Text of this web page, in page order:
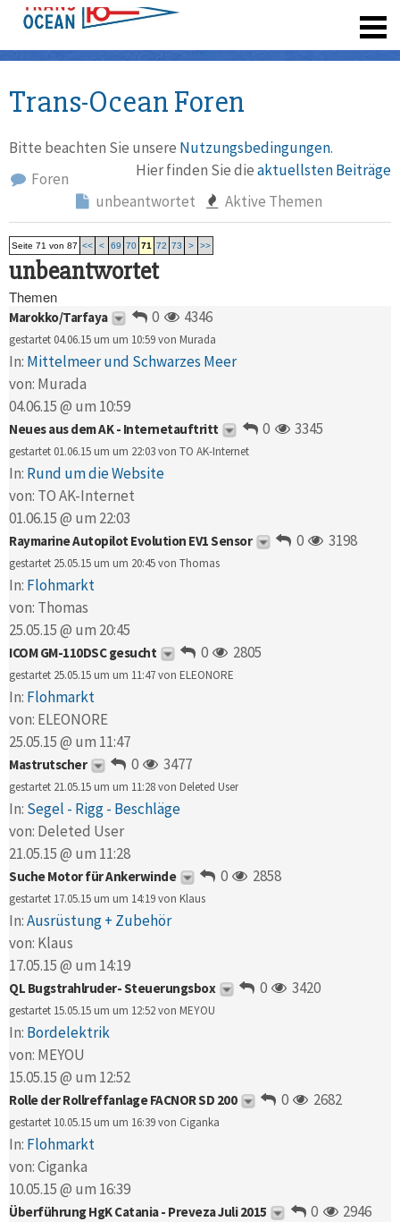
Trans-Ocean Foren
Bitte beachten Sie unsere Nutzungsbedingungen.
Hier finden Sie dieaktuellsten Beiträge
Foren
unbeantwortet
Aktive Themen
Seite 71 von 87 << < 69 70 71 72 73 > >>
unbeantwortet
Themen
Marokko/Tarfaya 0 4346
gestartet 04.06.15 um um 10:59 von Murada
In: Mittelmeer und Schwarzes Meer
von: Murada
04.06.15 @ um 10:59
Neues aus dem AK - Internetauftritt 0 3345
gestartet 01.06.15 um um 22:03 von TO AK-Internet
In: Rund um die Website
von: TO AK-Internet
01.06.15 @ um 22:03
Raymarine Autopilot Evolution EV1 Sensor 0 3198
gestartet 25.05.15 um um 20:45 von Thomas
In: Flohmarkt
von: Thomas
25.05.15 @ um 20:45
ICOM GM-110DSC gesucht 0 2805
gestartet 25.05.15 um um 11:47 von ELEONORE
In: Flohmarkt
von: ELEONORE
25.05.15 @ um 11:47
Mastrutscher 0 3477
gestartet 21.05.15 um um 11:28 von Deleted User
In: Segel - Rigg - Beschläge
von: Deleted User
21.05.15 @ um 11:28
Suche Motor für Ankerwinde 0 2858
gestartet 17.05.15 um um 14:19 von Klaus
In:Ausrüstung + Zubehör
von: Klaus
17.05.15 @ um 14:19
QL Bugstrahlruder- Steuerungsbox 0 3420
gestartet 15.05.15 um um 12:52 von MEYOU
In: Bordelektrik
von: MEYOU
15.05.15 @ um 12:52
Rolle der Rollreffanlage FACNOR SD 200 0 2682
gestartet 10.05.15 um um 16:39 von Ciganka
In: Flohmarkt
von:Ciganka
10.05.15 @ um 16:39
Überführung HgK Catania - Preveza Juli 2015 0 2946